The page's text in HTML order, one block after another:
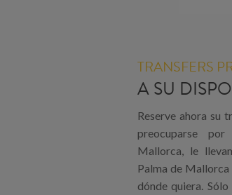
TRANSFERS
A SU
Reserve ahora su
preocuparse
Mallorca, le
Palma de
dónde quiera.